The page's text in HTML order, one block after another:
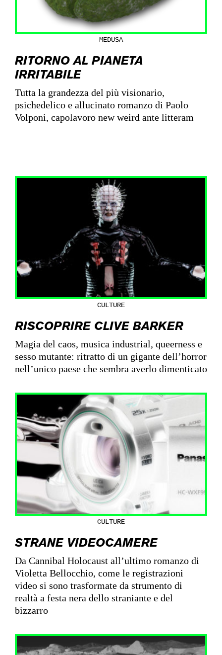
MEDUSA
RITORNO AL PIANETA
IRRITABILE
Tutta la grandezza del più visionario,
psichedelico e allucinato romanzo di Paolo
Volponi, capolavoro new weird ante litteram
CULTURE
RISCOPRIRE CLIVE BARKER
Magia del caos, musica industrial, queerness e
sesso mutante: ritratto di un gigante dell’horror
nell’unico paese che sembra averlo dimenticato
CULTURE
STRANE VIDEOCAMERE
Da Cannibal Holocaust all’ultimo romanzo di
Violetta Bellocchio, come le registrazioni
video si sono trasformate da strumento di
realtà a festa nera dello straniante e del
bizzarro